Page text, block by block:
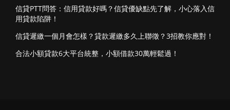
信貸PTT問答：信用貸款好嗎？信貸優缺點先了解，小心落入信
用貸款陷阱！
信貸遲繳一個月會怎樣？貸款遲繳多久上聯徵？3招教你應對！
合法小額貸款6大平台統整，小額借款30萬輕鬆過！